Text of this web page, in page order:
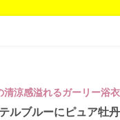
清涼感溢れるガーリー浴
ルブルーにピュア牡